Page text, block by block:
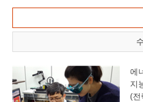
에
지
(전